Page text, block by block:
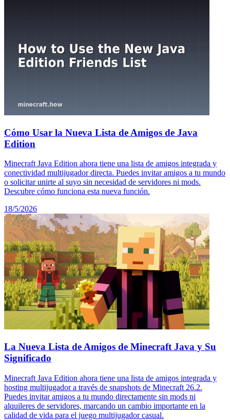
Cómo Usar la Nueva Lista de Amigos de Java
Edition
Minecraft Java Edition ahora tiene una lista de amigos integrada y
conectividad multijugador directa. Puedes invitar amigos a tu mundo
o solicitar unirte al suyo sin necesidad de servidores ni mods.
Descubre cómo funciona esta nueva función.
18/5/2026
La Nueva Lista de Amigos de Minecraft Java y Su
Significado
Minecraft Java Edition ahora tiene una lista de amigos integrada y
hosting multijugador a través de snapshots de Minecraft 26.2.
Puedes invitar amigos a tu mundo directamente sin mods ni
alquileres de servidores, marcando un cambio importante en la
calidad de vida para el juego multijugador casual.